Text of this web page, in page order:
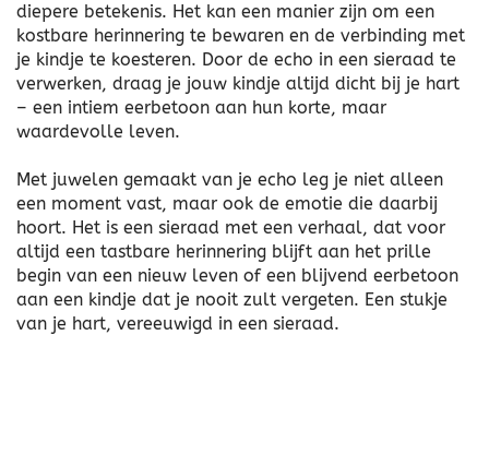
diepere betekenis. Het kan een manier zijn om een
kostbare herinnering te bewaren en de verbinding met
je kindje te koesteren. Door de echo in een sieraad te
verwerken, draag je jouw kindje altijd dicht bij je hart
– een intiem eerbetoon aan hun korte, maar
waardevolle leven.
Met juwelen gemaakt van je echo leg je niet alleen
een moment vast, maar ook de emotie die daarbij
hoort. Het is een sieraad met een verhaal, dat voor
altijd een tastbare herinnering blijft aan het prille
begin van een nieuw leven of een blijvend eerbetoon
aan een kindje dat je nooit zult vergeten. Een stukje
van je hart, vereeuwigd in een sieraad.